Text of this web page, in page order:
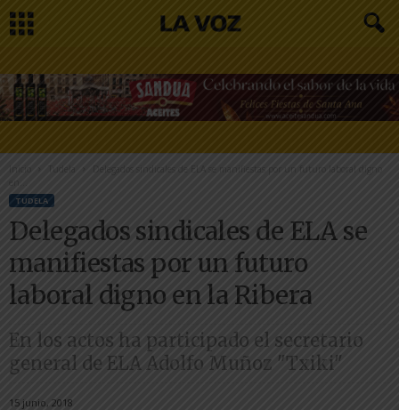
Inicio Tudela
Delegados sindicales de ELA se manifiestas por un futuro laboral digno
TUDELA
Delegados sindicales de ELA se
manifiestas por un futuro
laboral digno en la Ribera
En los actos ha participado el secretario
general de ELA Adolfo Muñoz "Txiki"
15 junio, 2018